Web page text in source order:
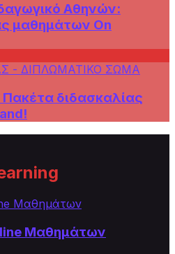
Αθηνών:
μαθημάτων On
διδασκαλίας
Μαθημάτων